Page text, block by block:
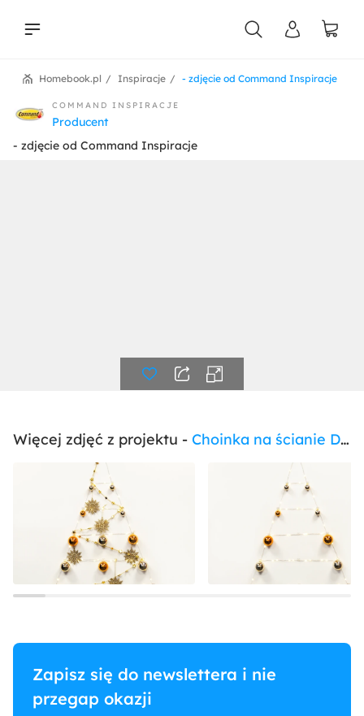
- zdjęcie od Command Inspiracje
Inspiracje
Homebook.pl
COMMAND INSPIRACJE
Producent
- zdjęcie od Command Inspiracje
Więcej zdjęć z projektu - Choinka na ścianie DiY
Zapisz się do newslettera i nie
przegap okazji